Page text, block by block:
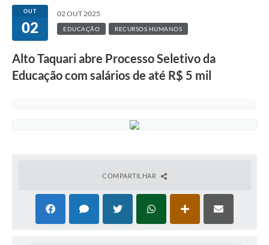
OUT
02
02 OUT 2025
EDUCAÇÃO RECURSOS HUMANOS
Alto Taquari abre Processo Seletivo da
Educação com salários de até R$ 5 mil
COMPARTILHAR